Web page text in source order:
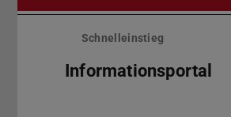
Menü
überspringenSchnelleinstieg
Informationsportal